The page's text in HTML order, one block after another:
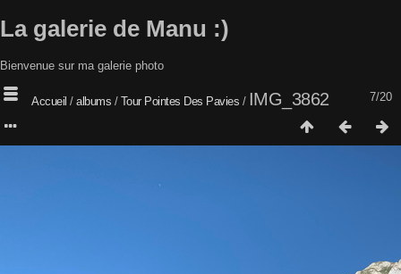
La galerie de Manu :)
Bienvenue sur ma galerie photo
7/20
Accueil / albums / Tour Pointes Des Pavies / IMG_3862